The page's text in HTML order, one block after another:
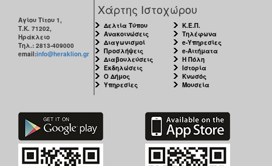
Αγίου Τίτου 1,
Τ.Κ. 71202,
Ηράκλειο
Τηλ.: 2813-409000
email:info@heraklion.gr
Χάρτης Ιστοχώρου
Δελτία Τύπου
Ανακοινώσεις
Διαγωνισμοί
Προσλήψεις
Διαβουλεύσεις
Εκδηλώσεις
Ο Δήμος
Υπηρεσίες
Κ.Ε.Π.
Τηλέφωνα
e-Υπηρεσίες
e-Αιτήματα
Η Πόλη
Ιστορία
Κνωσός
Μουσεία